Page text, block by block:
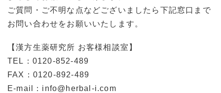
ご質問・ご不明な点などございましたら下記窓口まで
お問い合わせをお願いいたします。
【漢方生薬研究所 お客様相談室】
TEL：0120-852-489
FAX：0120-892-489
E-mail：info@herbal-i.com